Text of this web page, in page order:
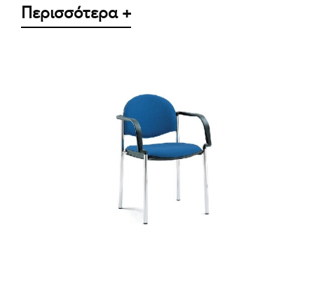
Περισσότερα +
ΛΕΠΤΟΜΈΡΕΙΕΣ